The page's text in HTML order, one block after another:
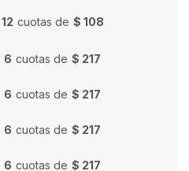
12 cuotas de $ 108
6 cuotas de $ 217
6 cuotas de $ 217
6 cuotas de $ 217
6 cuotas de $ 217